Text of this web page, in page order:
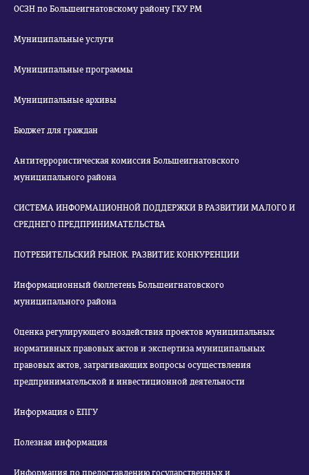
ОСЗН по Большеигнатовскому району ГКУ РМ
Муниципальные услуги
Муниципальные программы
Муниципальные архивы
Бюджет для граждан
Антитеррористическая комиссия Большеигнатовского
муниципального района
СИСТЕМА ИНФОРМАЦИОННОЙ ПОДДЕРЖКИ В РАЗВИТИИ МАЛОГО И
СРЕДНЕГО ПРЕДПРИНИМАТЕЛЬСТВА
ПОТРЕБИТЕЛЬСКИЙ РЫНОК. РАЗВИТИЕ КОНКУРЕНЦИИ
Информационный бюллетень Большеигнатовского
муниципального района
Оценка регулирующего воздействия проектов муниципальных
нормативных правовых актов и экспертиза муниципальных
правовых актов, затрагивающих вопросы осуществления
предпринимательской и инвестиционной деятельности
Информация о ЕПГУ
Полезная информация
Информация по предоставлению государственных и